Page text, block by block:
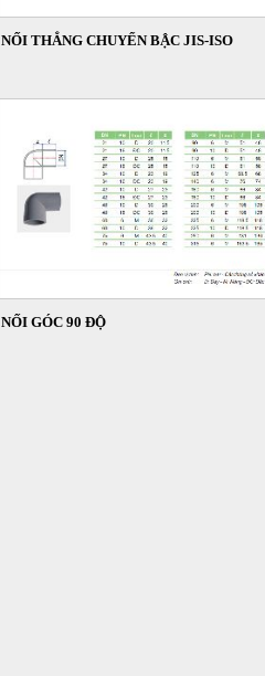
NỐI THẲNG CHUYỂN BẬC JIS-ISO
NỐI GÓC 90 ĐỘ